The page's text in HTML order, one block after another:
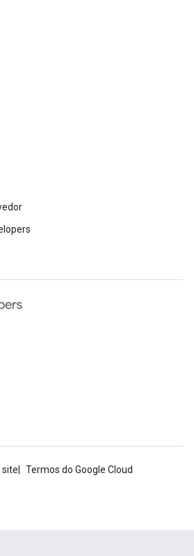
site
Termos do Google Cloud